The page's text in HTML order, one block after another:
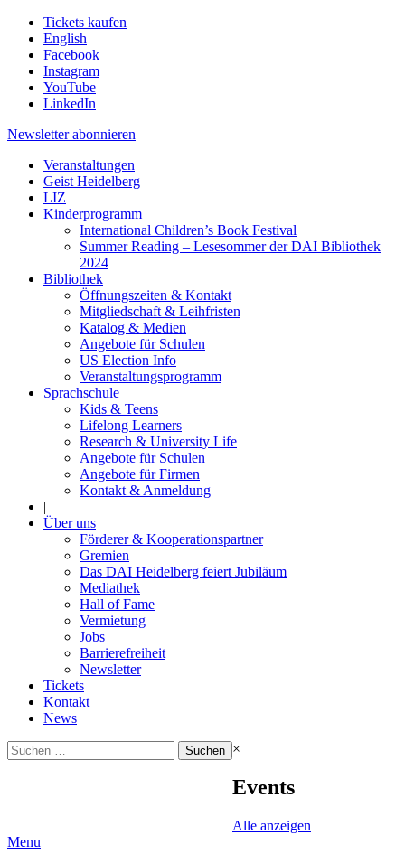
Tickets kaufen
English
Facebook
Instagram
YouTube
LinkedIn
Newsletter abonnieren
Veranstaltungen
Geist Heidelberg
LIZ
Kinderprogramm
International Children’s Book Festival
Summer Reading – Lesesommer der DAI Bibliothek
2024
Bibliothek
Öffnungszeiten & Kontakt
Mitgliedschaft & Leihfristen
Katalog & Medien
Angebote für Schulen
US Election Info
Veranstaltungsprogramm
Sprachschule
Kids & Teens
Lifelong Learners
Research & University Life
Angebote für Schulen
Angebote für Firmen
Kontakt & Anmeldung
|
Über uns
Förderer & Kooperationspartner
Gremien
Das DAI Heidelberg feiert Jubiläum
Mediathek
Hall of Fame
Vermietung
Jobs
Barrierefreiheit
Newsletter
Tickets
Kontakt
News
Suchen
nach:
×
Events
Alle anzeigen
Menu